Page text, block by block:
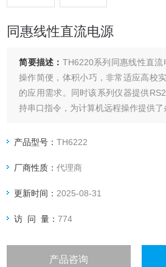
同惠线性直流电源
简要描述： TH6220系列同惠线性直流
操作简便，体积小巧，非常适应高校
的应用需求。同时该系列仪器提供
持串口指令，为计算机远程操作提供了
产品型号：TH6222
厂商性质：代理商
更新时间： 2025-08-31
访 问 量：774
产品咨询